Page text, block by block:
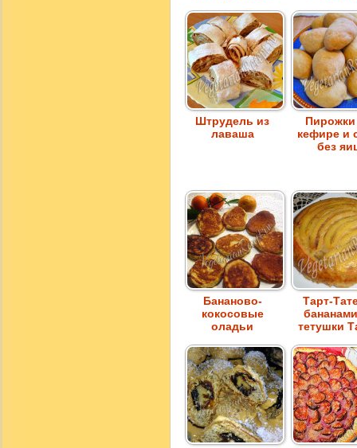
Штрудель из
лаваша
Пирожки
кефире и
без
Бананово-
кокосовые
оладьи
Тарт-
тетушки